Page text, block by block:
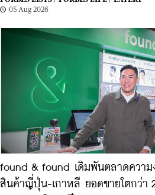
05 Aug 2026
found & found เดิมพันตลาดความ
สินค้าญี่ปุ่น-เกาหลี ยอดขายโตกว่า